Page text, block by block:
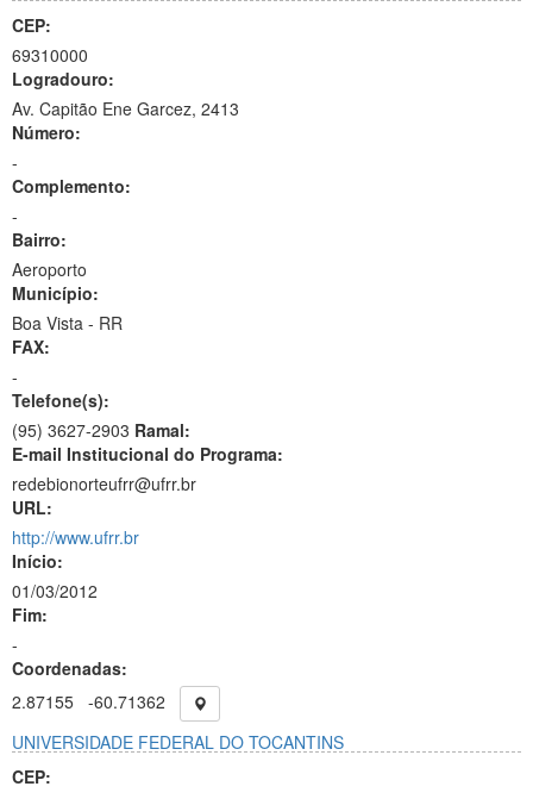
CEP:
69310000
Logradouro:
Av. Capitão Ene Garcez, 2413
Número:
-
Complemento:
-
Bairro:
Aeroporto
Município:
Boa Vista - RR
FAX:
-
Telefone(s):
(95) 3627-2903 Ramal:
E-mail Institucional do Programa:
redebionorteufrr@ufrr.br
URL:
http://www.ufrr.br
Início:
01/03/2012
Fim:
-
Coordenadas:
2.87155 -60.71362
UNIVERSIDADE FEDERAL DO TOCANTINS
CEP: